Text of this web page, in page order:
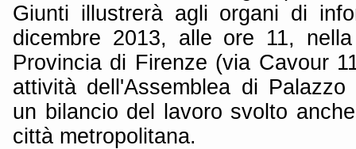
Giunti illustrerà agli organi di
dicembre 2013, alle ore 11,
Provincia di Firenze (via Cavour
attività dell'Assemblea di
un bilancio del lavoro svolto
città metropolitana.